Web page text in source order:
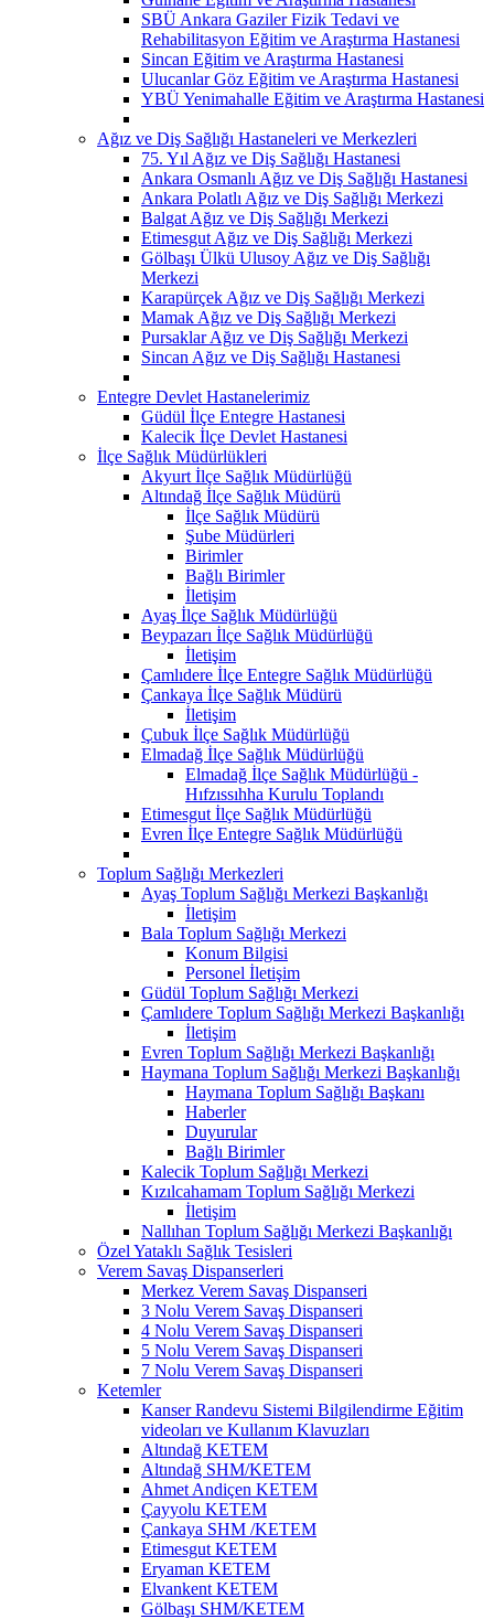
SBÜ Ankara Gaziler Fizik Tedavi ve
Rehabilitasyon Eğitim ve Araştırma Hastanesi
Sincan Eğitim ve Araştırma Hastanesi
Ulucanlar Göz Eğitim ve Araştırma Hastanesi
YBÜ Yenimahalle Eğitim ve Araştırma Hastanesi
Ağız ve Diş Sağlığı Hastaneleri ve Merkezleri
75. Yıl Ağız ve Diş Sağlığı Hastanesi
Ankara Osmanlı Ağız ve Diş Sağlığı Hastanesi
Ankara Polatlı Ağız ve Diş Sağlığı Merkezi
Balgat Ağız ve Diş Sağlığı Merkezi
Etimesgut Ağız ve Diş Sağlığı Merkezi
Gölbaşı Ülkü Ulusoy Ağız ve Diş Sağlığı
Merkezi
Karapürçek Ağız ve Diş Sağlığı Merkezi
Mamak Ağız ve Diş Sağlığı Merkezi
Pursaklar Ağız ve Diş Sağlığı Merkezi
Sincan Ağız ve Diş Sağlığı Hastanesi
Entegre Devlet Hastanelerimiz
Güdül İlçe Entegre Hastanesi
Kalecik İlçe Devlet Hastanesi
İlçe Sağlık Müdürlükleri
Akyurt İlçe Sağlık Müdürlüğü
Altındağ İlçe Sağlık Müdürü
İlçe Sağlık Müdürü
Şube Müdürleri
Birimler
Bağlı Birimler
İletişim
Ayaş İlçe Sağlık Müdürlüğü
Beypazarı İlçe Sağlık Müdürlüğü
İletişim
Çamlıdere İlçe Entegre Sağlık Müdürlüğü
Çankaya İlçe Sağlık Müdürü
İletişim
Çubuk İlçe Sağlık Müdürlüğü
Elmadağ İlçe Sağlık Müdürlüğü
Elmadağ İlçe Sağlık Müdürlüğü -
Hıfzıssıhha Kurulu Toplandı
Etimesgut İlçe Sağlık Müdürlüğü
Evren İlçe Entegre Sağlık Müdürlüğü
Toplum Sağlığı Merkezleri
Ayaş Toplum Sağlığı Merkezi Başkanlığı
İletişim
Bala Toplum Sağlığı Merkezi
Konum Bilgisi
Personel İletişim
Güdül Toplum Sağlığı Merkezi
Çamlıdere Toplum Sağlığı Merkezi Başkanlığı
İletişim
Evren Toplum Sağlığı Merkezi Başkanlığı
Haymana Toplum Sağlığı Merkezi Başkanlığı
Haymana Toplum Sağlığı Başkanı
Haberler
Duyurular
Bağlı Birimler
Kalecik Toplum Sağlığı Merkezi
Kızılcahamam Toplum Sağlığı Merkezi
İletişim
Nallıhan Toplum Sağlığı Merkezi Başkanlığı
Özel Yataklı Sağlık Tesisleri
Verem Savaş Dispanserleri
Merkez Verem Savaş Dispanseri
3 Nolu Verem Savaş Dispanseri
4 Nolu Verem Savaş Dispanseri
5 Nolu Verem Savaş Dispanseri
7 Nolu Verem Savaş Dispanseri
Ketemler
Kanser Randevu Sistemi Bilgilendirme Eğitim
videoları ve Kullanım Klavuzları
Altındağ KETEM
Altındağ SHM/KETEM
Ahmet Andiçen KETEM
Çayyolu KETEM
Çankaya SHM /KETEM
Etimesgut KETEM
Eryaman KETEM
Elvankent KETEM
Gölbaşı SHM/KETEM